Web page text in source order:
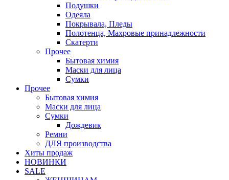
Подушки
Одеяла
Покрывала, Пледы
Полотенца, Махровые принадлежности
Скатерти
Прочее
Бытовая химия
Маски для лица
Сумки
Прочее
Бытовая химия
Маски для лица
Сумки
Дождевик
Ремни
ДЛЯ производства
Хиты продаж
НОВИНКИ
SALE